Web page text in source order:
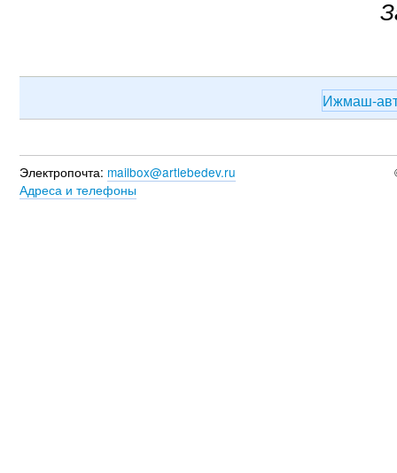
Ижмаш-
Электропочта: mailbox@artlebedev.ru
Адреса и телефоны